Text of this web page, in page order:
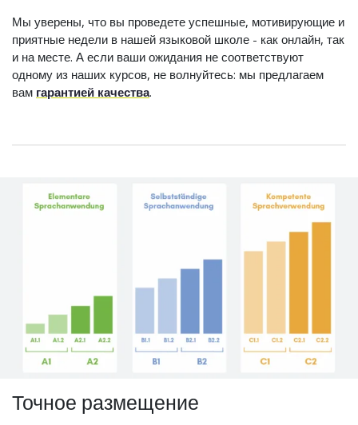
Мы уверены, что вы проведете успешные, мотивирующие и
приятные недели в нашей языковой школе - как онлайн, так
и на месте. А если ваши ожидания не соответствуют
одному из наших курсов, не волнуйтесь: мы предлагаем
вам гарантией качества.
Точное размещение